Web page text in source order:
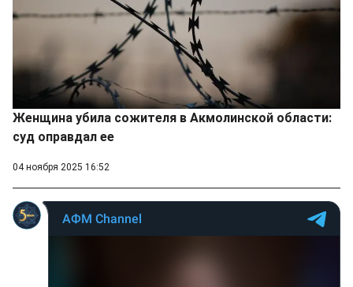
Женщина убила сожителя в Акмолинской области:
суд оправдал ее
04 ноября 2025 16:52